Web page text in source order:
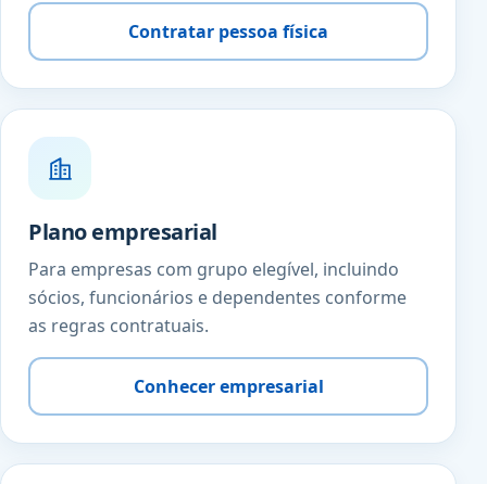
Contratar pessoa física
Plano empresarial
Para empresas com grupo elegível, incluindo
sócios, funcionários e dependentes conforme
as regras contratuais.
Conhecer empresarial